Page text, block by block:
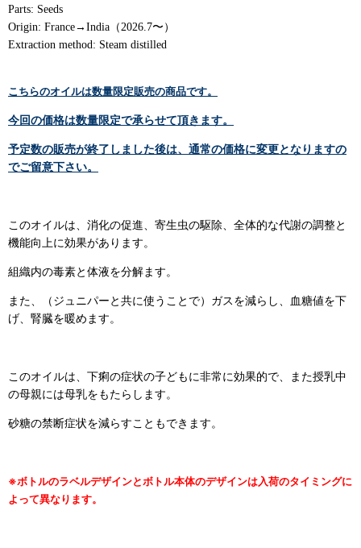
Parts: Seeds
Origin: France→India（2026.7〜）
Extraction method: Steam distilled
こちらのオイルは数量限定販売の商品です。
今回の価格は数量限定で承らせて頂きます。
予定数の販売が終了しました後は、通常の価格に変更となりますの
でご留意下さい。
このオイルは、消化の促進、寄生虫の駆除、全体的な代謝の調整と
機能向上に効果があります。
組織内の毒素と体液を分解ます。
また、（ジュニパーと共に使うことで）ガスを減らし、血糖値を下
げ、腎臓を暖めます。
このオイルは、下痢の症状の子どもに非常に効果的で、また授乳中
の母親には母乳をもたらします。
砂糖の禁断症状を減らすこともできます。
※ボトルのラベルデザインとボトル本体のデザインは入荷のタイミングに
よって異なります。